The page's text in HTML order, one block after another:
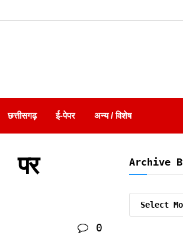
छत्तीसगढ़ ई-पेपर अन्य / विशेष
पर
0
Archive